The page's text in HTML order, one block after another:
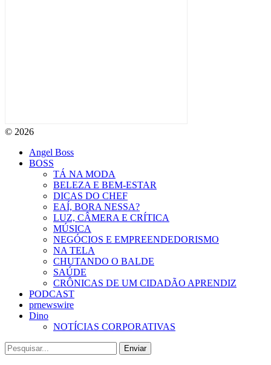
© 2026
Angel Boss
BOSS
TÁ NA MODA
BELEZA E BEM-ESTAR
DICAS DO CHEF
EAÍ, BORA NESSA?
LUZ, CÂMERA E CRÍTICA
MÚSICA
NEGÓCIOS E EMPREENDEDORISMO
NA TELA
CHUTANDO O BALDE
SAÚDE
CRÔNICAS DE UM CIDADÃO APRENDIZ
PODCAST
prnewswire
Dino
NOTÍCIAS CORPORATIVAS
Enviar